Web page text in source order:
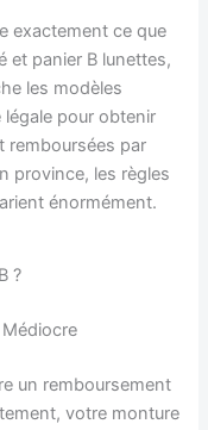
exactement ce que
et panier B lunettes,
les modèles
légale pour obtenir
remboursées par
province, les règles
énormément.
?
Médiocre
un remboursement
votre monture